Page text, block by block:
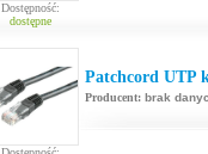
Dostępność:
dostępne
Patchcord UTP
Producent: brak